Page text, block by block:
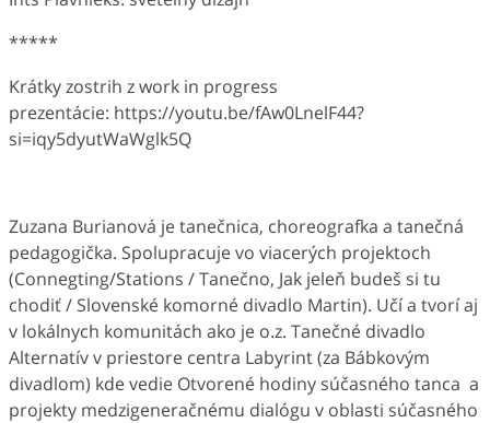
*****
Krátky zostrih z work in progress
prezentácie: https://youtu.be/fAw0LnelF44?
si=iqy5dyutWaWglk5Q
Zuzana Burianová je tanečnica, choreografka a tanečná
pedagogička. Spolupracuje vo viacerých projektoch
(Connegting/Stations / Tanečno, Jak jeleň budeš si tu
chodiť / Slovenské komorné divadlo Martin). Učí a tvorí aj
v lokálnych komunitách ako je o.z. Tanečné divadlo
Alternatív v priestore centra Labyrint (za Bábkovým
divadlom) kde vedie Otvorené hodiny súčasného tanca a
projekty medzigeneračnému dialógu v oblasti súčasného